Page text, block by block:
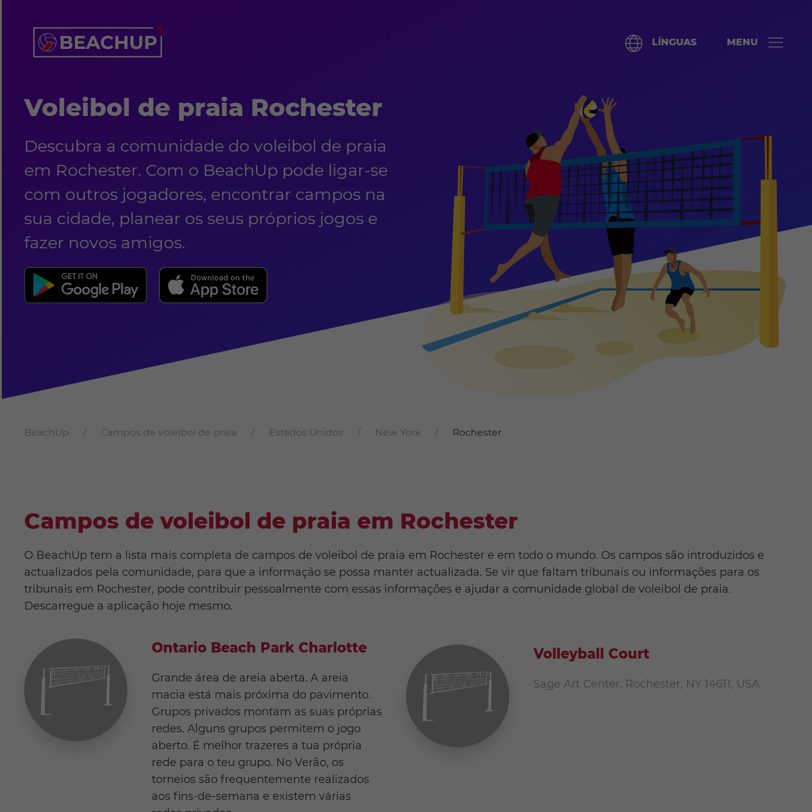
LÍNGUAS MENU
Voleibol de praia Rochester
Descubra a comunidade do voleibol de praia
em Rochester. Com o BeachUp pode ligar-se
com outros jogadores, encontrar campos na
sua cidade, planear os seus próprios jogos e
fazer novos amigos.
BeachUp Campos de voleibol de praia Estados Unidos New York Rochester
Campos de voleibol de praia em Rochester
O BeachUp tem a lista mais completa de campos de voleibol de praia em Rochester e em todo o mundo. Os campos são introduzidos e
actualizados pela comunidade, para que a informação se possa manter actualizada. Se vir que faltam tribunais ou informações para os
tribunais em Rochester, pode contribuir pessoalmente com essas informações e ajudar a comunidade global de voleibol de praia.
Descarregue a aplicação hoje mesmo.
Ontario Beach Park Charlotte
Grande área de areia aberta. A areia
macia está mais próxima do pavimento.
Grupos privados montam as suas próprias
redes. Alguns grupos permitem o jogo
aberto. É melhor trazeres a tua própria
rede para o teu grupo. No Verão, os
torneios são frequentemente realizados
aos fins-de-semana e existem várias
Volleyball Court
Sage Art Center, Rochester, NY 14611, USA